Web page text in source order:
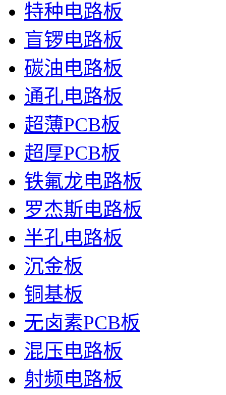
特种电路板
盲锣电路板
碳油电路板
通孔电路板
超薄PCB板
超厚PCB板
铁氟龙电路板
罗杰斯电路板
半孔电路板
沉金板
铜基板
无卤素PCB板
混压电路板
射频电路板